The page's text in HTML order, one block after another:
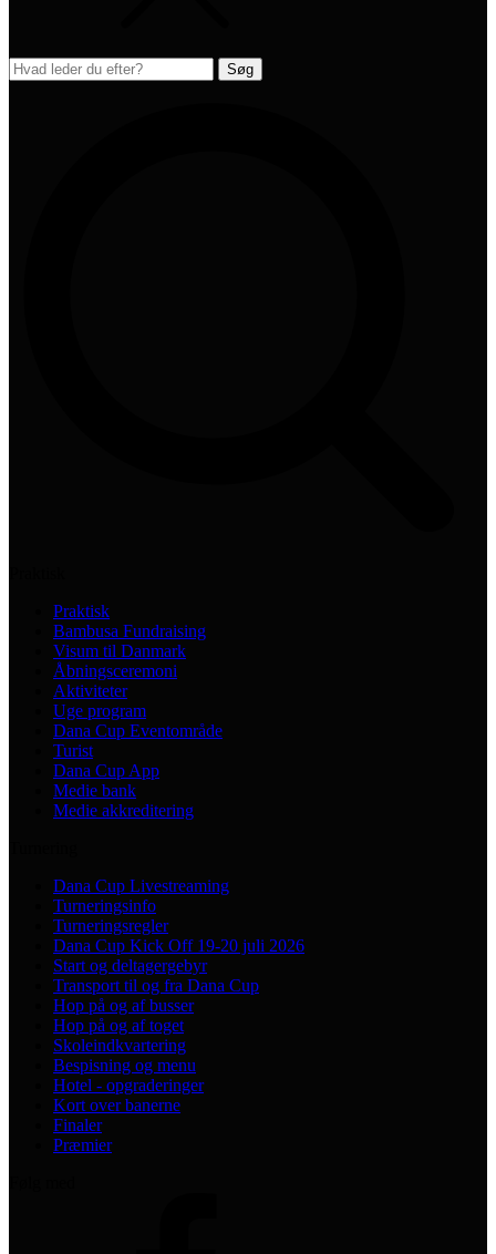
Praktisk
Bambusa Fundraising
Visum til Danmark
Åbningsceremoni
Aktiviteter
Uge program
Dana Cup Eventområde
Turist
Dana Cup App
Medie bank
Medie akkreditering
Dana Cup Livestreaming
Turneringsinfo
Turneringsregler
Dana Cup Kick Off 19-20 juli 2026
Start og deltagergebyr
Transport til og fra Dana Cup
Hop på og af busser
Hop på og af toget
Skoleindkvartering
Bespisning og menu
Hotel - opgraderinger
Kort over banerne
Finaler
Præmier